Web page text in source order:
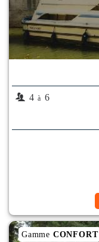
4 à 6
Gamme CONFORT